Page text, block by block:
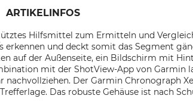
ARTIKELINFOS
Hilfsmittel zum Ermitteln und
erkennen und deckt somit das Segment
auf der Außenseite, ein Bildschirm mit
mit der ShotView-App von Garmin
Der Garmin Chronograph
Das robuste Gehäuse ist nach